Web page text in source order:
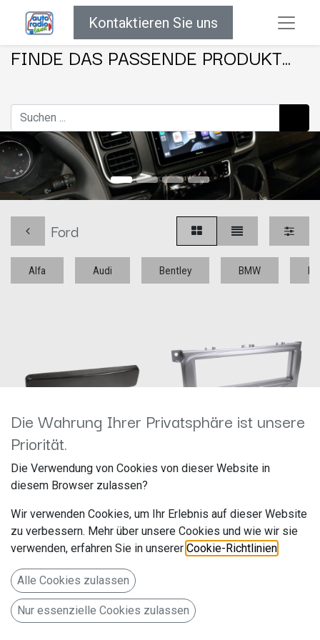
Kontaktieren Sie uns
FINDE DAS PASSENDE PRODUKT...
Ford
Alfa Audi Bentley BMW
1-DIN RB Ford / Jaguar schwarz
281114-03
Hersteller: ACV
acv GmbH
Straßburger Allee 10-12
41812 Erkelenz
14,99€
1-DIN RB Ford diverse Fahrzeuge
silber 281114-17
acv GmbH
Straßburger Allee 10-12
41812 Erkelenz
Deutschland www.acvgmbh.de
14,99
Die Wahrung Ihrer Privatsphäre ist unsere
Priorität.
Die Verwendung von Cookies von dieser Website in
diesem Browser zulassen?
Wir verwenden Cookies, um Ihr Erlebnis auf dieser Website
zu verbessern. Mehr über unsere Cookies und wie wir sie
verwenden, erfahren Sie in unserer Cookie-Richtlinien
Alle Cookies zulassen
Nur essenzielle Cookies zulassen